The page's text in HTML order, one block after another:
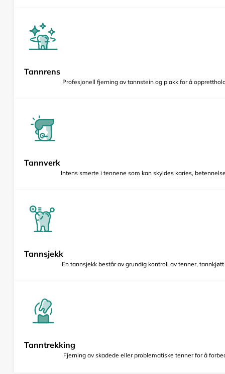
Tannrens
Profesjonell fjerning av tannstein og plakk for å
Tannverk
Intens smerte i tennene som kan skyldes karies,
Tannsjekk
En tannsjekk består av grundig kontroll av tenner,
Tanntrekking
Fjerning av skadede eller problematiske tenner for å